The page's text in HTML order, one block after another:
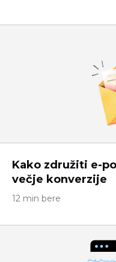
Kako združiti e-
večje konverzije
12 min bere